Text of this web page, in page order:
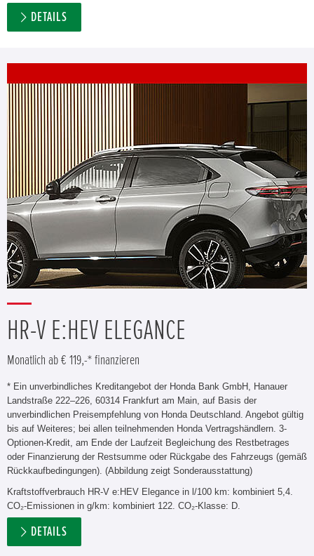
DETAILS
HR-V E:HEV ELEGANCE
Monatlich ab € 119,-* finanzieren
* Ein unverbindliches Kreditangebot der Honda Bank GmbH, Hanauer
Landstraße 222–226, 60314 Frankfurt am Main, auf Basis der
unverbindlichen Preisempfehlung von Honda Deutschland. Angebot gültig
bis auf Weiteres; bei allen teilnehmenden Honda Vertragshändlern. 3-
Optionen-Kredit, am Ende der Laufzeit Begleichung des Restbetrages
oder Finanzierung der Restsumme oder Rückgabe des Fahrzeugs (gemäß
Rückkaufbedingungen). (Abbildung zeigt Sonderausstattung)
Kraftstoffverbrauch HR-V e:HEV Elegance in l/100 km: kombiniert 5,4.
CO₂-Emissionen in g/km: kombiniert 122. CO₂-Klasse: D.
DETAILS